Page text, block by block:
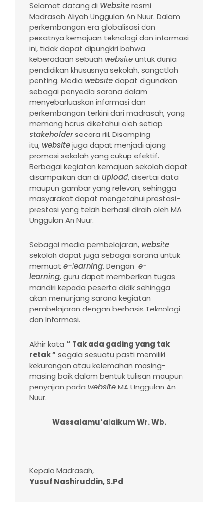
Selamat datang di Websiteresmi
Madrasah Aliyah Unggulan An Nuur. Dalam
perkembangan era globalisasi dan
pesatnya kemajuan teknologi dan informasi
ini, tidak dapat dipungkiri bahwa
keberadaan sebuah websiteuntuk dunia
pendidikan khususnya sekolah, sangatlah
penting. Media websitedapat digunakan
sebagai penyedia sarana dalam
menyebarluaskan informasi dan
perkembangan terkini dari madrasah, yang
memang harus diketahui oleh setiap
stakeholdersecara riil. Disamping
itu, websitejuga dapat menjadi ajang
promosi sekolah yang cukup efektif.
Berbagai kegiatan kemajuan sekolah dapat
disampaikan dan di upload, disertai data
maupun gambar yang relevan, sehingga
masyarakat dapat mengetahui prestasi-
prestasi yang telah berhasil diraih oleh MA
Unggulan An Nuur.
Sebagai media pembelajaran, website
sekolah dapat juga sebagai sarana untuk
memuat e-learning. Dengan e-
learning,guru dapat memberikan tugas
mandiri kepada peserta didik sehingga
akan menunjang sarana kegiatan
pembelajaran dengan berbasis Teknologi
dan Informasi.
Akhir kata “ Tak ada gadingyang tak
retak ”segala sesuatu pasti memiliki
kekurangan atau kelemahan masing-
masing baik dalam bentuk tulisan maupun
penyajian pada websiteMA Unggulan An
Nuur.
Wassalamu’alaikum Wr. Wb.
Kepala Madrasah,
Yusuf Nashiruddin, S.Pd